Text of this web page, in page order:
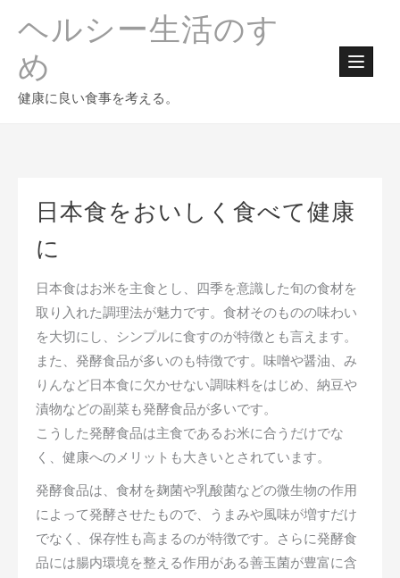
content
ヘルシー生活のすゝ
め
健康に良い食事を考える。
日本食をおいしく食べて健康
に
日本食はお米を主食とし、四季を意識した旬の食材を
取り入れた調理法が魅力です。食材そのものの味わい
を大切にし、シンプルに食すのが特徴とも言えます。
また、発酵食品が多いのも特徴です。味噌や醤油、み
りんなど日本食に欠かせない調味料をはじめ、納豆や
漬物などの副菜も発酵食品が多いです。
こうした発酵食品は主食であるお米に合うだけでな
く、健康へのメリットも大きいとされています。
発酵食品は、食材を麹菌や乳酸菌などの微生物の作用
によって発酵させたもので、うまみや風味が増すだけ
でなく、保存性も高まるのが特徴です。さらに発酵食
品には腸内環境を整える作用がある善玉菌が豊富に含